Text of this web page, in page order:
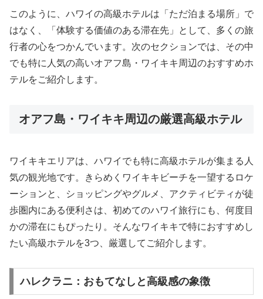
このように、ハワイの高級ホテルは「ただ泊まる場所」で
はなく、「体験する価値のある滞在先」として、多くの旅
行者の心をつかんでいます。次のセクションでは、その中
でも特に人気の高いオアフ島・ワイキキ周辺のおすすめホ
テルをご紹介します。
オアフ島・ワイキキ周辺の厳選高級ホテル
ワイキキエリアは、ハワイでも特に高級ホテルが集まる人
気の観光地です。きらめくワイキキビーチを一望するロケ
ーションと、ショッピングやグルメ、アクティビティが徒
歩圏内にある便利さは、初めてのハワイ旅行にも、何度目
かの滞在にもぴったり。そんなワイキキで特におすすめし
たい高級ホテルを3つ、厳選してご紹介します。
ハレクラニ：おもてなしと高級感の象徴